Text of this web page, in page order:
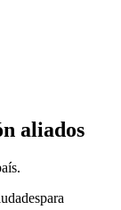
aliados
para